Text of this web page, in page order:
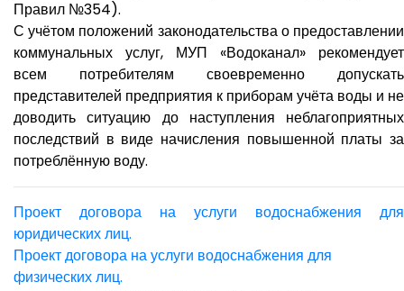
Правил №354).
С учётом положений законодательства о предоставлении
коммунальных услуг, МУП «Водоканал» рекомендует
всем потребителям своевременно допускать
представителей предприятия к приборам учёта воды и не
доводить ситуацию до наступления неблагоприятных
последствий в виде начисления повышенной платы за
потреблённую воду.
Проект договора на услуги водоснабжения для
юридических лиц.
Проект договора на услуги водоснабжения для
физических лиц.